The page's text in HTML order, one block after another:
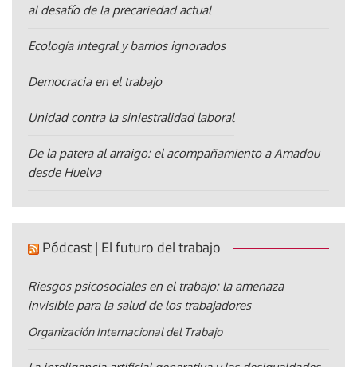
al desafío de la precariedad actual
Ecología integral y barrios ignorados
Democracia en el trabajo
Unidad contra la siniestralidad laboral
De la patera al arraigo: el acompañamiento a Amadou
desde Huelva
Pódcast | El futuro del trabajo
Riesgos psicosociales en el trabajo: la amenaza
invisible para la salud de los trabajadores
Organización Internacional del Trabajo